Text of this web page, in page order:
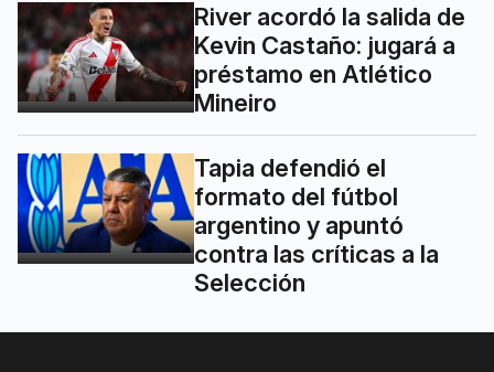
River acordó la salida de
Kevin Castaño: jugará a
préstamo en Atlético
Mineiro
Tapia defendió el
formato del fútbol
argentino y apuntó
contra las críticas a la
Selección